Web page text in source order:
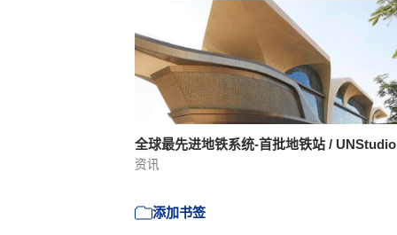
全球最先进地铁系统-首批地铁站 / UNStudio
资讯
添加书签